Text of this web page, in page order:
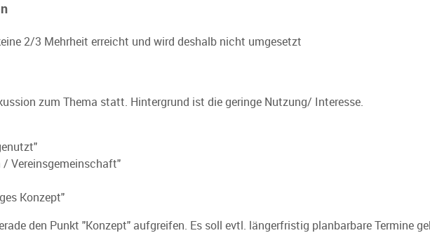
2/3 Mehrheit erreicht und wird deshalb nicht umgesetzt
zum Thema statt. Hintergrund ist die geringe Nutzung/ Interesse.
/ Vereinsgemeinschaft"
Konzept"
den Punkt "Konzept" aufgreifen. Es soll evtl. längerfristig planbarbare Termine